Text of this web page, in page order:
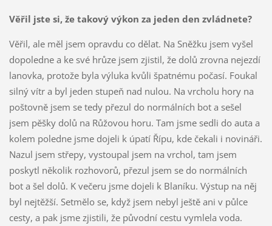
Věřil jste si, že takový výkon za jeden den zvládnete?
Věřil, ale měl jsem opravdu co dělat. Na Sněžku jsem vyšel
dopoledne a ke své hrůze jsem zjistil, že dolů zrovna nejezdí
lanovka, protože byla výluka kvůli špatnému počasí. Foukal
silný vítr a byl jeden stupeň nad nulou. Na vrcholu hory na
poštovně jsem se tedy přezul do normálních bot a sešel
jsem pěšky dolů na Růžovou horu. Tam jsme sedli do auta a
kolem poledne jsme dojeli k úpatí Řípu, kde čekali i novináři.
Nazul jsem střepy, vystoupal jsem na vrchol, tam jsem
poskytl několik rozhovorů, přezul jsem se do normálních
bot a šel dolů. K večeru jsme dojeli k Blaníku. Výstup na něj
byl nejtěžší. Setmělo se, když jsem nebyl ještě ani v půlce
cesty, a pak jsme zjistili, že původní cestu vymlela voda.